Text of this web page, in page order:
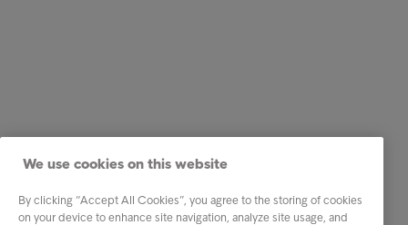
We use cookies on this website
By clicking “Accept All Cookies”, you agree to the storing of cookies
on your device to enhance site navigation, analyze site usage, and